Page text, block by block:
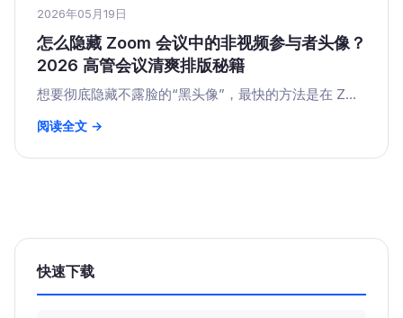
2026年05月19日
怎么隐藏 Zoom 会议中的非视频参与者头像？
2026 高管会议清爽排版秘籍
想要彻底隐藏不露脸的“黑头像”，最快的方法是在 Z...
阅读全文 →
快速下载